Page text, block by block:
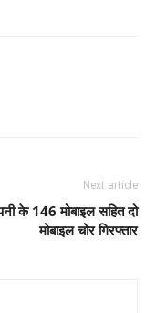
Next article
के 146 मोबाइल सहित दो
मोबाइल चोर गिरफ्तार